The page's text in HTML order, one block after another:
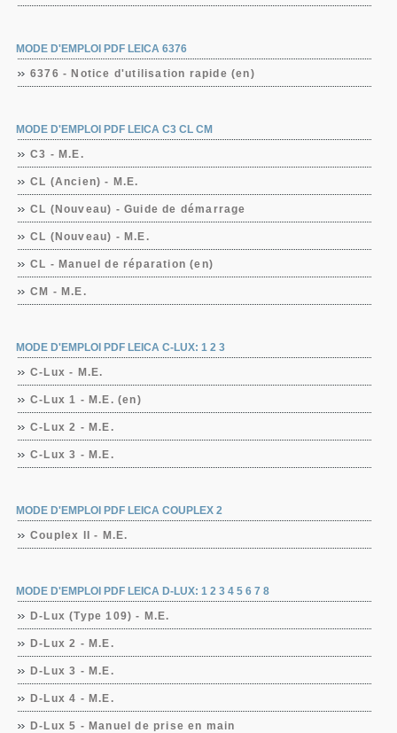
MODE D'EMPLOI PDF LEICA 6376
6376 - Notice d'utilisation rapide (en)
MODE D'EMPLOI PDF LEICA C3 CL CM
C3 - M.E.
CL (Ancien) - M.E.
CL (Nouveau) - Guide de démarrage
CL (Nouveau) - M.E.
CL - Manuel de réparation (en)
CM - M.E.
MODE D'EMPLOI PDF LEICA C-LUX: 1 2 3
C-Lux - M.E.
C-Lux 1 - M.E. (en)
C-Lux 2 - M.E.
C-Lux 3 - M.E.
MODE D'EMPLOI PDF LEICA COUPLEX 2
Couplex II - M.E.
MODE D'EMPLOI PDF LEICA D-LUX: 1 2 3 4 5 6 7 8
D-Lux (Type 109) - M.E.
D-Lux 2 - M.E.
D-Lux 3 - M.E.
D-Lux 4 - M.E.
D-Lux 5 - Manuel de prise en main